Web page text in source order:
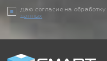
Даю согласие на обработку
данных